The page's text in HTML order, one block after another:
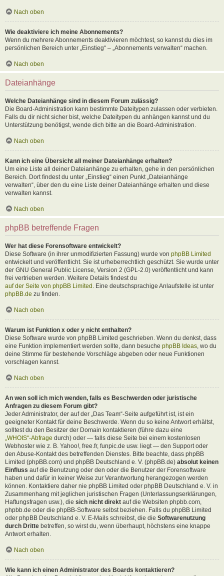
Nach oben
Wie deaktiviere ich meine Abonnements?
Wenn du mehrere Abonnements deaktivieren möchtest, so kannst du dies im
persönlichen Bereich unter „Einstieg“ – „Abonnements verwalten“ machen.
Nach oben
Dateianhänge
Welche Dateianhänge sind in diesem Forum zulässig?
Die Board-Administration kann bestimmte Dateitypen zulassen oder verbieten.
Falls du dir nicht sicher bist, welche Dateitypen du anhängen kannst und du
Unterstützung benötigst, wende dich bitte an die Board-Administration.
Nach oben
Kann ich eine Übersicht all meiner Dateianhänge erhalten?
Um eine Liste all deiner Dateianhänge zu erhalten, gehe in den persönlichen
Bereich. Dort findest du unter „Einstieg“ einen Punkt „Dateianhänge
verwalten“, über den du eine Liste deiner Dateianhänge erhalten und diese
verwalten kannst.
Nach oben
phpBB betreffende Fragen
Wer hat diese Forensoftware entwickelt?
Diese Software (in ihrer unmodifizierten Fassung) wurde von phpBB Limited
entwickelt und veröffentlicht. Sie ist urheberrechtlich geschützt. Sie wurde unter
der GNU General Public License, Version 2 (GPL-2.0) veröffentlicht und kann
frei vertrieben werden. Weitere Details findest du
auf der Seite von phpBB Limited . Eine deutschsprachige Anlaufstelle ist unter
phpBB.de zu finden.
Nach oben
Warum ist Funktion x oder y nicht enthalten?
Diese Software wurde von phpBB Limited geschrieben. Wenn du denkst, dass
eine Funktion implementiert werden sollte, dann besuche phpBB Ideas , wo du
deine Stimme für bestehende Vorschläge abgeben oder neue Funktionen
vorschlagen kannst.
Nach oben
An wen soll ich mich wenden, falls es Beschwerden oder juristische
Anfragen zu diesem Forum gibt?
Jeder Administrator, der auf der „Das Team“-Seite aufgeführt ist, ist ein
geeigneter Kontakt für deine Beschwerde. Wenn du so keine Antwort erhältst,
solltest du den Besitzer der Domain kontaktieren (führe dazu eine
„WHOIS“-Abfrage durch) oder — falls diese Seite bei einem kostenlosen
Webhoster wie z. B. Yahoo!, free.fr, funpic.de usw. liegt — den Support oder
den Abuse-Kontakt des betreffenden Dienstes. Bitte beachte, dass phpBB
Limited (phpBB.com) und phpBB Deutschland e. V. (phpBB.de) absolut keinen
Einfluss auf die Benutzung oder den oder die Benutzer der Forensoftware
haben und dafür in keiner Weise zur Verantwortung herangezogen werden
können. Kontaktiere daher nie phpBB Limited oder phpBB Deutschland e. V. in
Zusammenhang mit jeglichen juristischen Fragen (Unterlassungserklärungen,
Haftungsfragen usw.), die sich nicht direkt auf die Websiten phpbb.com,
phpbb.de oder die phpBB-Software selbst beziehen. Falls du phpBB Limited
oder phpBB Deutschland e. V. E-Mails schreibst, die die Softwarenutzung
durch Dritte betreffen, so wirst du, wenn überhaupt, höchstens eine knappe
Antwort erhalten.
Nach oben
Wie kann ich einen Administrator des Boards kontaktieren?